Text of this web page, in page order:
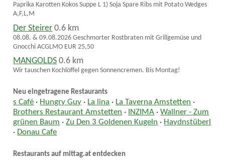
Paprika Karotten Kokos Suppe L 1) Soja Spare Ribs mit Potato Wedges
A,F,L,M
Der Steirer 0.6 km
08.08. & 09.08.2026 Geschmorter Rostbraten mit Grillgemüse und
Gnocchi ACGLMO EUR 25,50
MANGOLDS 0.6 km
Wir tauschen Kochlöffel gegen Sonnencremen. Bis Montag!
Neu eingetragene Restaurants
s Café · Hungry Guy · La lina · La Taverna Amstetten ·
Brothers Restaurant Amstetten · INZIMA ·Wallner - Zum
grünen Baum ·Zu Den 3 Goldenen Kugeln · Haydnstüberl
· Donau Cafe
Restaurants auf mittag.at entdecken